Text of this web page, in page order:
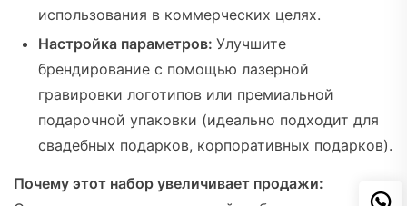
использования в коммерческих целях.
Настройка параметров:Улучшите
брендирование с помощью лазерной
гравировки логотипов или премиальной
подарочной упаковки (идеально подходит для
свадебных подарков, корпоративных подарков).
Почему этот набор увеличивает продажи: